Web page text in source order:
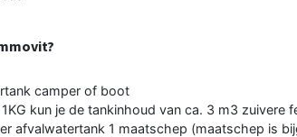
camper of boot
kun je de tankinhoud van ca. 3 m3 zuivere
afvalwatertank 1 maatschep (maatschep is